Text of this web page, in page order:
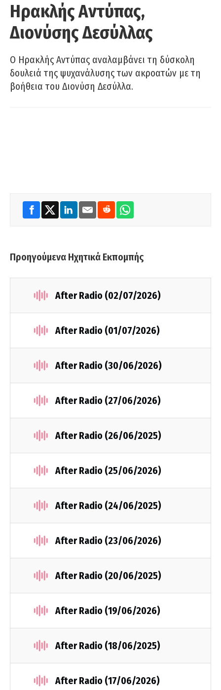
Ηρακλής Αντύπας,
Διονύσης Δεσύλλας
Ο Ηρακλής Αντύπας αναλαμβάνει τη δύσκολη
δουλειά της ψυχανάλυσης των ακροατών με τη
βοήθεια του Διονύση Δεσύλλα.
Προηγούμενα Ηχητικά Εκπομπής
After Radio (02/07/2026)
After Radio (01/07/2026)
After Radio (30/06/2026)
After Radio (27/06/2026)
After Radio (26/06/2025)
After Radio (25/06/2026)
After Radio (24/06/2025)
After Radio (23/06/2026)
After Radio (20/06/2025)
After Radio (19/06/2026)
After Radio (18/06/2025)
After Radio (17/06/2026)